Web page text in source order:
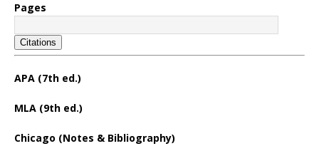
Pages
Citations
APA (7th ed.)
MLA (9th ed.)
Chicago (Notes & Bibliography)